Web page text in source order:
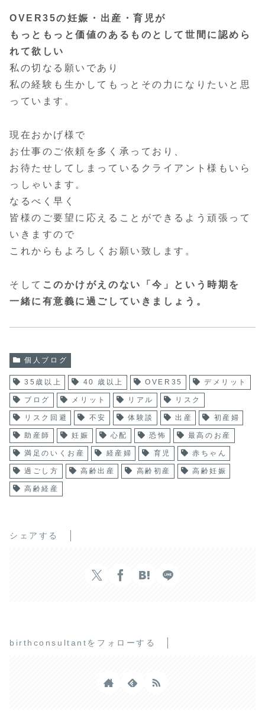
OVER35の妊娠・出産・育児が
もっともっと価値のあるものとして世間に認めら
れて欲しい
私の切なる願いであり
私の経験も生かしてもっとその力になりたいと思
っています。
現在おかげ様で
お仕事のご依頼を多く承っており、
お待たせしてしまっているクライアント様もいら
っしゃいます。
なるべく早く
皆様のご要望に応えることができるよう頑張って
いきますので
これからもよろしくお願い致します。
そして このかけがえのない「今」という時期を
一緒に有意義に過ごしていきましょう。
個人ブログ
35歳以上 40 歳以上 OVER35 デメリット
ブログ メリット リアル リスク
リスク回避 不安 体験談 出産 初産婦
助産師 妊娠 心配 恐怖 最高のお産
満足のいくお産 経産婦 育児 赤ちゃん
過ごし方 高齢出産 高齢初産 高齢妊娠
高齢経産
シェアする
birthconsultantをフォローする